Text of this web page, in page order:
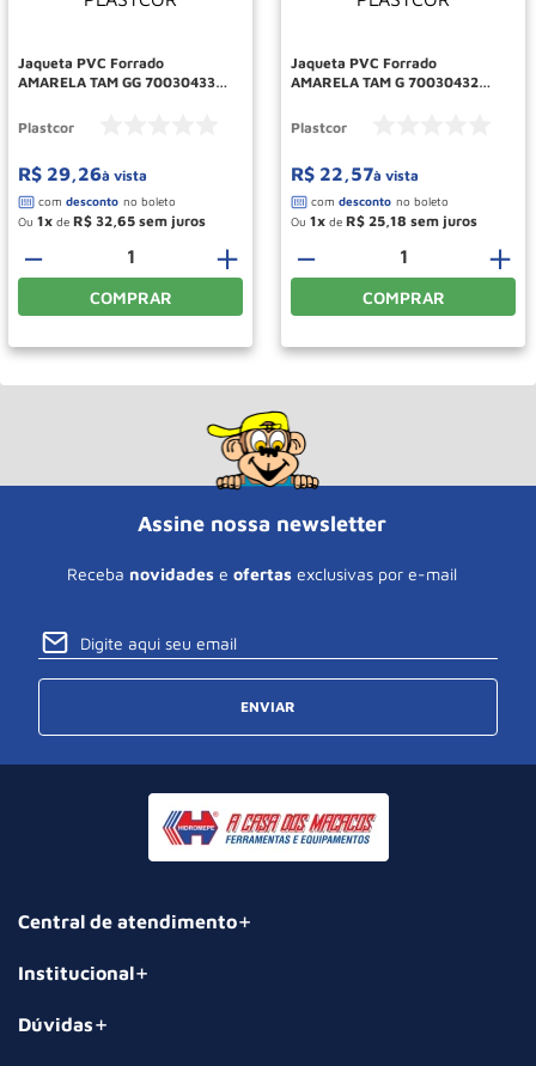
Jaqueta PVC Forrado
AMARELA TAM GG 70030433
Plastcor
R$ 29,26à vista
Ou 1 de R$ 32,65
＋
－
COMPRAR
Jaqueta PVC Forrado
AMARELA TAM G 70030432
Plastcor
R$ 22,57à vista
Ou 1 de R$ 25,18
＋
－
COMPRAR
Assine nossa newsletter
Receba novidades e ofertas exclusivas por e-mail
ENVIAR
Central de atendimento
Institucional
Dúvidas